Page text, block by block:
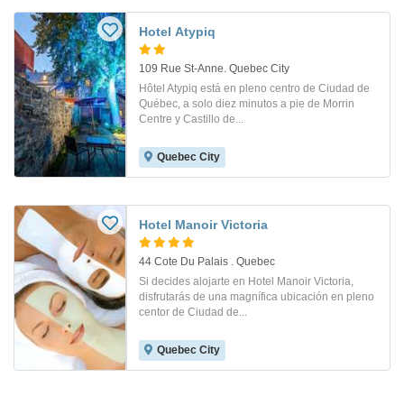
Hotel Atypiq
109 Rue St-Anne. Quebec City
Hôtel Atypiq está en pleno centro de Ciudad de
Québec, a solo diez minutos a pie de Morrin
Centre y Castillo de...
Quebec City
Hotel Manoir Victoria
44 Cote Du Palais . Quebec
Si decides alojarte en Hotel Manoir Victoria,
disfrutarás de una magnífica ubicación en pleno
centor de Ciudad de...
Quebec City